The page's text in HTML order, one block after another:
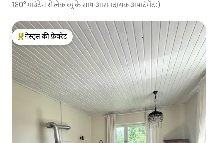
180° माउंटेन से लेक व्यू के साथ आरामदायक अपार्टमेंट:)
गेस्ट्स का टॉप फ़ेवरेट
गेस्ट्स की फ़ेवरेट